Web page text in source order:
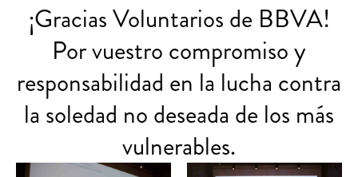
¡Gracias Voluntarios de BBVA!
Por vuestro compromiso y
responsabilidad en la lucha contra
la soledad no deseada de los más
vulnerables.